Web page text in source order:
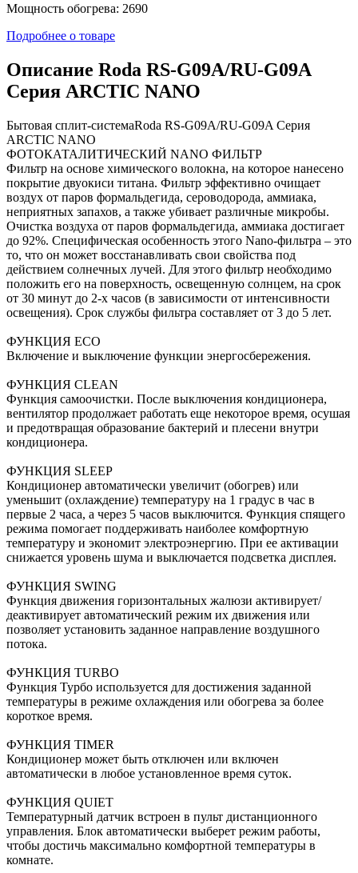
Мощность обогрева: 2690
Подробнее о товаре
Описание Roda RS-G09A/RU-G09A
Серия ARCTIC NANO
Бытовая сплит-системаRoda RS-G09A/RU-G09A Серия
ARCTIC NANO
ФОТОКАТАЛИТИЧЕСКИЙ NANO ФИЛЬТР
Фильтр на основе химического волокна, на которое нанесено
покрытие двуокиси титана. Фильтр эффективно очищает
воздух от паров формальдегида, сероводорода, аммиака,
неприятных запахов, а также убивает различные микробы.
Очистка воздуха от паров формальдегида, аммиака достигает
до 92%. Специфическая особенность этого Nano-фильтра – это
то, что он может восстанавливать свои свойства под
действием солнечных лучей. Для этого фильтр необходимо
положить его на поверхность, освещенную солнцем, на срок
от 30 минут до 2-х часов (в зависимости от интенсивности
освещения). Срок службы фильтра составляет от 3 до 5 лет.
ФУНКЦИЯ ECO
Включение и выключение функции энергосбережения.
ФУНКЦИЯ CLEAN
Функция самоочистки. После выключения кондиционера,
вентилятор продолжает работать еще некоторое время, осушая
и предотвращая образование бактерий и плесени внутри
кондиционера.
ФУНКЦИЯ SLEEP
Кондиционер автоматически увеличит (обогрев) или
уменьшит (охлаждение) температуру на 1 градус в час в
первые 2 часа, а через 5 часов выключится. Функция спящего
режима помогает поддерживать наиболее комфортную
температуру и экономит электроэнергию. При ее активации
снижается уровень шума и выключается подсветка дисплея.
ФУНКЦИЯ SWING
Функция движения горизонтальных жалюзи активирует/
деактивирует автоматический режим их движения или
позволяет установить заданное направление воздушного
потока.
ФУНКЦИЯ TURBO
Функция Турбо используется для достижения заданной
температуры в режиме охлаждения или обогрева за более
короткое время.
ФУНКЦИЯ TIMER
Кондиционер может быть отключен или включен
автоматически в любое установленное время суток.
ФУНКЦИЯ QUIET
Температурный датчик встроен в пульт дистанционного
управления. Блок автоматически выберет режим работы,
чтобы достичь максимально комфортной температуры в
комнате.